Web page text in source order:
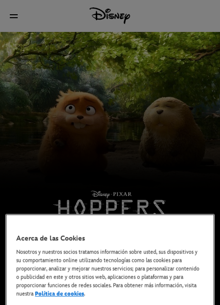
DISFRÚTALA EN DISNEY+
Acerca de las Cookies
Nosotros y nuestros socios tratamos información sobre usted, sus dispositivos y
su comportamiento online utilizando tecnologías como las cookies para
proporcionar, analizar y mejorar nuestros servicios; para personalizar contenido
o publicidad en este y otros sitios web, aplicaciones o plataformas y para
proporcionar funciones de redes sociales. Para obtener más información, visita
nuestraPolítica de cookies.